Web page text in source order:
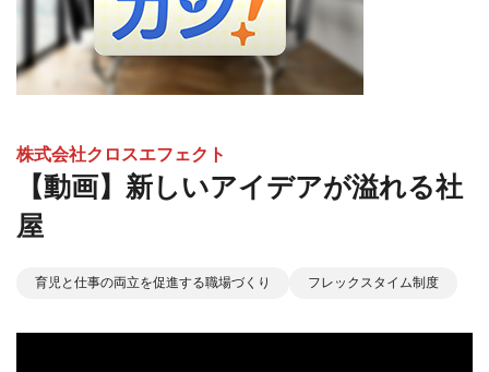
株式会社クロスエフェクト
【動画】新しいアイデアが溢れる社
屋
育児と仕事の両立を促進する職場づくり フレックスタイム制度